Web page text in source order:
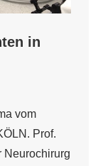
in
vom
Prof.
Neurochirurg